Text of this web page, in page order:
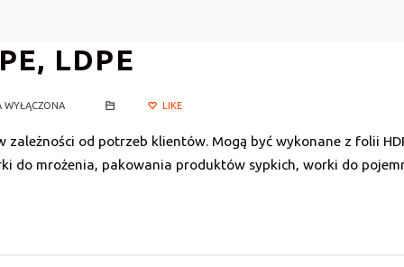
LDPE
WYŁĄCZONA LIKE
od potrzeb klientów. Mogą być wykonane z folii
do mrożenia, pakowania produktów sypkich, worki do